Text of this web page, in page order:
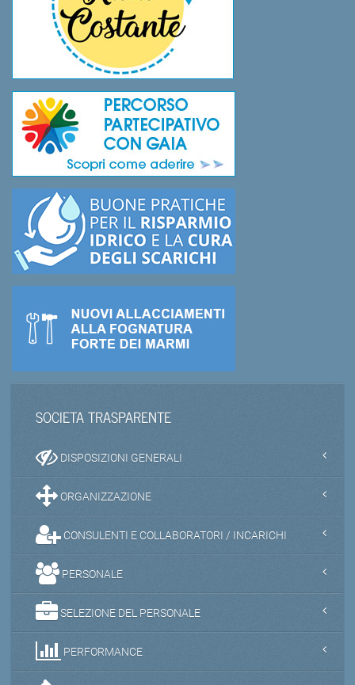
SOCIETA TRASPARENTE
DISPOSIZIONI GENERALI
ORGANIZZAZIONE
CONSULENTI E COLLABORATORI / INCARICHI
PERSONALE
SELEZIONE DEL PERSONALE
PERFORMANCE